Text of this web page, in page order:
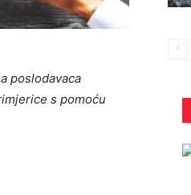
poslodavaca
s pomoću